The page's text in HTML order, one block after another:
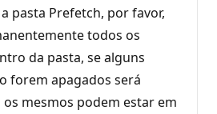
pasta Prefetch, por favor,
todos os
da pasta, se alguns
forem apagados será
mesmos podem estar em